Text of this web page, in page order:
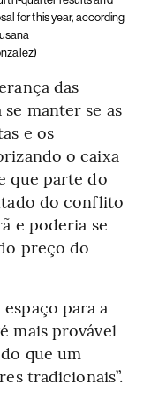
for this year, according
das
manter se as
e os
o caixa
que parte do
do conflito
e poderia se
preço do
para a
mais provável
que um
tradicionais”.